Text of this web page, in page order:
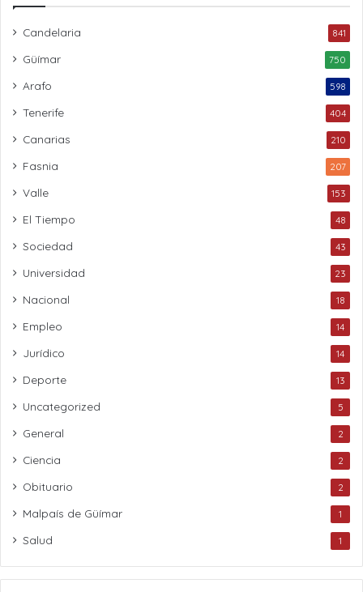
Candelaria 841
Güímar 750
Arafo 598
Tenerife 404
Canarias 210
Fasnia 207
Valle 153
El Tiempo 48
Sociedad 43
Universidad 23
Nacional 18
Empleo 14
Jurídico 14
Deporte 13
Uncategorized 5
General 2
Ciencia 2
Obituario 2
Malpaís de Güímar 1
Salud 1